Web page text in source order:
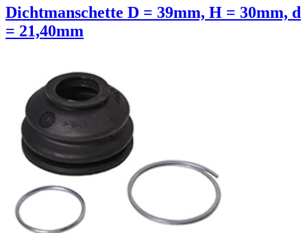
Dichtmanschette D = 39mm, H = 30mm, d
= 21,40mm